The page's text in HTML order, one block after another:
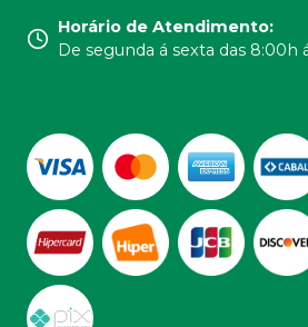
Horário de Atendimento:
De segunda á sexta das 8:00h